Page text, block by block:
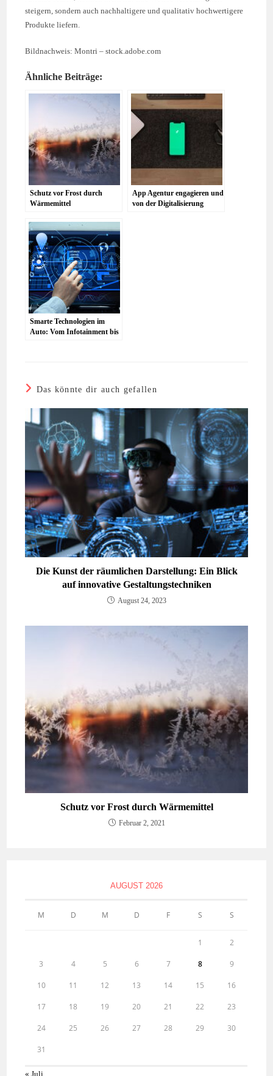
steigern, sondern auch nachhaltigere und qualitativ hochwertigere
Produkte liefern.
Bildnachweis:Montri – stock.adobe.com
Ähnliche Beiträge:
Schutz vor Frost durch
Wärmemittel
App Agentur engagieren und
von der Digitalisierung
Smarte Technologien im
Auto: Vom Infotainment bis
Das könnte dir auch gefallen
Die Kunst der räumlichen Darstellung: Ein Blick
auf innovative Gestaltungstechniken
August 24, 2023
Schutz vor Frost durch Wärmemittel
Februar 2, 2021
AUGUST 2026
M D M D F S S
1 2
3 4 5 6 7 8 9
10 11 12 13 14 15 16
17 18 19 20 21 22 23
24 25 26 27 28 29 30
31
« Juli